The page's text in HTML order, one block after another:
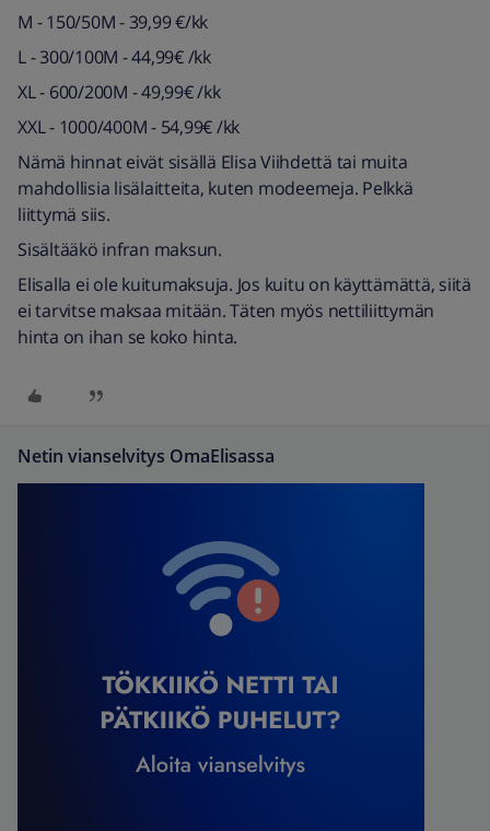
M - 150/50M - 39,99 €/kk
L - 300/100M - 44,99€ /kk
XL - 600/200M - 49,99€ /kk
XXL - 1000/400M - 54,99€ /kk
Nämä hinnat eivät sisällä Elisa Viihdettä tai muita
mahdollisia lisälaitteita, kuten modeemeja. Pelkkä
liittymä siis.
Sisältääkö infran maksun.
Elisalla ei ole kuitumaksuja. Jos kuitu on käyttämättä, siitä
ei tarvitse maksaa mitään. Täten myös nettiliittymän
hinta on ihan se koko hinta.
Netin vianselvitys OmaElisassa